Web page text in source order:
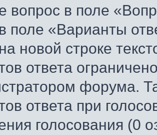
вопрос в поле
поле «Варианты
новой строке
ответа
форума.
ответа при
голосования (0